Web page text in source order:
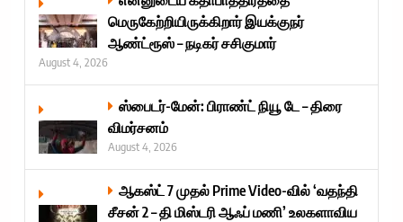
மெருகேற்றியிருக்கிறார் இயக்குநர்
ஆண்ட்ரூஸ் – நடிகர் சசிகுமார்
August 4, 2026
ஸ்பைடர்-மேன்: பிராண்ட் நியூ டே – திரை
விமர்சனம்
August 4, 2026
ஆகஸ்ட் 7 முதல் Prime Video-வில் ‘வதந்தி
சீசன் 2 – தி மிஸ்டரி ஆஃப் மணி’ உலகளாவிய